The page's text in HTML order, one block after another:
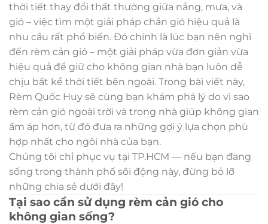
thời tiết thay đổi thất thường giữa nắng, mưa, và
gió – việc tìm một giải pháp chắn gió hiệu quả là
nhu cầu rất phổ biến. Đó chính là lúc bạn nên nghĩ
đến rèm cản gió – một giải pháp vừa đơn giản vừa
hiệu quả để giữ cho không gian nhà bạn luôn dễ
chịu bất kể thời tiết bên ngoài. Trong bài viết này,
Rèm Quốc Huy sẽ cùng bạn khám phá lý do vì sao
rèm cản gió ngoài trời và trong nhà giúp không gian
ấm áp hơn, từ đó đưa ra những gợi ý lựa chọn phù
hợp nhất cho ngôi nhà của bạn.
Chúng tôi chỉ phục vụ tại TP.HCM — nếu bạn đang
sống trong thành phố sôi động này, đừng bỏ lỡ
những chia sẻ dưới đây!
Tại sao cần sử dụng rèm cản gió cho
không gian sống?